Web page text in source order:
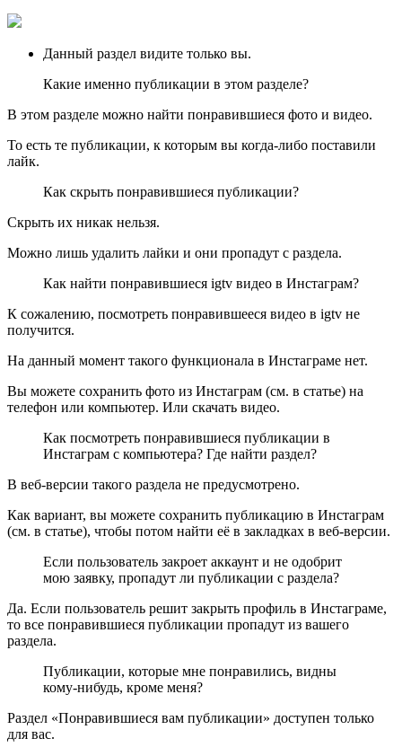
Данный раздел видите только вы.
Какие именно публикации в этом разделе?
В этом разделе можно найти понравившиеся фото и видео.
То есть те публикации, к которым вы когда-либо поставили
лайк.
Как скрыть понравившиеся публикации?
Скрыть их никак нельзя.
Можно лишь удалить лайки и они пропадут с раздела.
Как найти понравившиеся igtv видео в Инстаграм?
К сожалению, посмотреть понравившееся видео в igtv не
получится.
На данный момент такого функционала в Инстаграме нет.
Вы можете сохранить фото из Инстаграм (см. в статье) на
телефон или компьютер. Или скачать видео.
Как посмотреть понравившиеся публикации в
Инстаграм с компьютера? Где найти раздел?
В веб-версии такого раздела не предусмотрено.
Как вариант, вы можете сохранить публикацию в Инстаграм
(см. в статье), чтобы потом найти её в закладках в веб-версии.
Если пользователь закроет аккаунт и не одобрит
мою заявку, пропадут ли публикации с раздела?
Да. Если пользователь решит закрыть профиль в Инстаграме,
то все понравившиеся публикации пропадут из вашего
раздела.
Публикации, которые мне понравились, видны
кому-нибудь, кроме меня?
Раздел «Понравившиеся вам публикации» доступен только
для вас.